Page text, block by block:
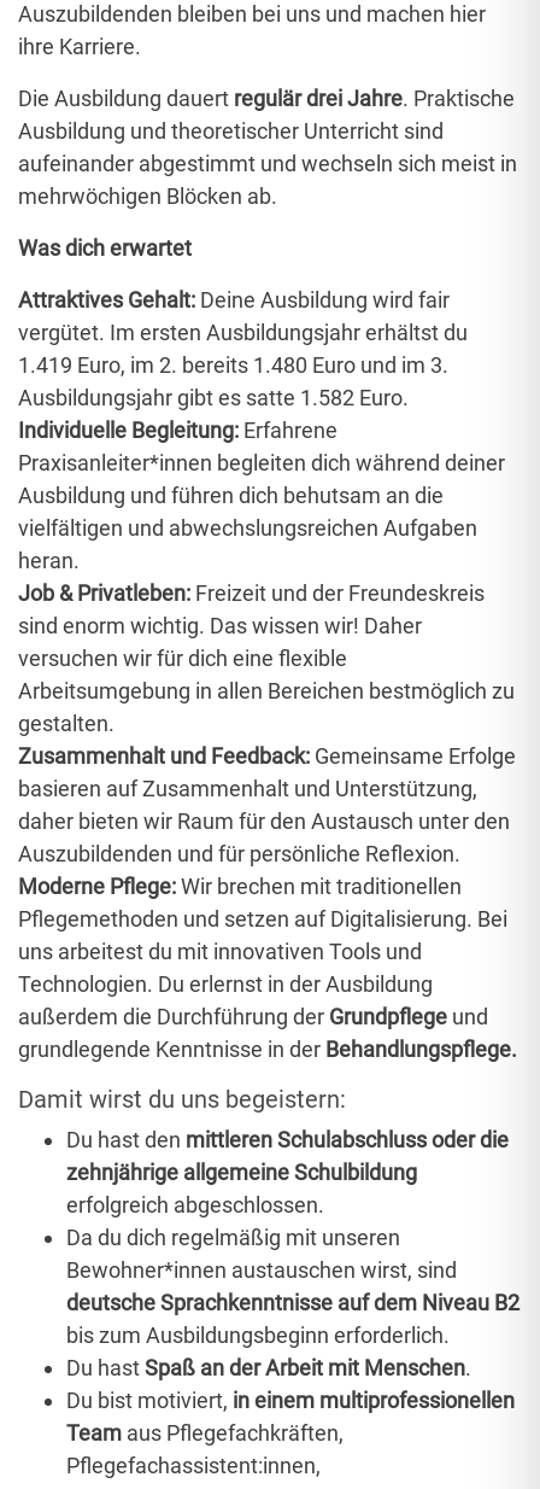
Auszubildenden bleiben bei uns und machen hier
ihre Karriere.
Die Ausbildung dauert regulär drei Jahre. Praktische
Ausbildung und theoretischer Unterricht sind
aufeinander abgestimmt und wechseln sich meist in
mehrwöchigen Blöcken ab.
Was dich erwartet
Attraktives Gehalt: Deine Ausbildung wird fair
vergütet. Im ersten Ausbildungsjahr erhältst du
1.419 Euro, im 2. bereits 1.480 Euro und im 3.
Ausbildungsjahr gibt es satte 1.582 Euro.
Individuelle Begleitung: Erfahrene
Praxisanleiter*innen begleiten dich während deiner
Ausbildung und führen dich behutsam an die
vielfältigen und abwechslungsreichen Aufgaben
heran.
Job & Privatleben: Freizeit und der Freundeskreis
sind enorm wichtig. Das wissen wir! Daher
versuchen wir für dich eine flexible
Arbeitsumgebung in allen Bereichen bestmöglich zu
gestalten.
Zusammenhalt und Feedback: Gemeinsame Erfolge
basieren auf Zusammenhalt und Unterstützung,
daher bieten wir Raum für den Austausch unter den
Auszubildenden und für persönliche Reflexion.
Moderne Pflege:Wir brechen mit traditionellen
Pflegemethoden und setzen auf Digitalisierung. Bei
uns arbeitest du mit innovativen Tools und
Technologien. Du erlernst in der Ausbildung
außerdem die Durchführung der Grundpflege und
grundlegende Kenntnisse in der Behandlungspflege.
Damit wirst du uns begeistern:
Du hast den mittleren Schulabschluss oder die
zehnjährige allgemeine Schulbildung
erfolgreich abgeschlossen.
Da du dich regelmäßig mit unseren
Bewohner*innen austauschen wirst, sind
deutsche Sprachkenntnisse auf dem Niveau B2
bis zum Ausbildungsbeginn erforderlich.
Du hastSpaß an der Arbeit mit Menschen.
Du bist motiviert, in einem multiprofessionellen
Team aus Pflegefachkräften,
Pflegefachassistent:innen,